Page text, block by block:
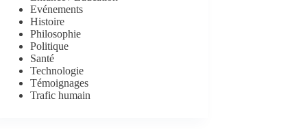
Evénements
Histoire
Philosophie
Politique
Santé
Technologie
Témoignages
Trafic humain